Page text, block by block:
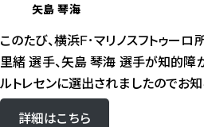
矢島 琴海
このたび、横浜F･マリノスフトゥー
里緒 選手、矢島 琴海 選手が知的障
ルトレセンに選出されましたのでお知
詳細はこちら